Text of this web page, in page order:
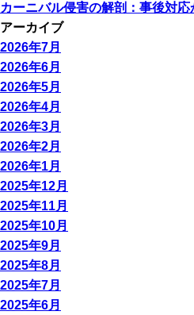
カーニバル侵害の解剖：事後対
アーカイブ
2026年7月
2026年6月
2026年5月
2026年4月
2026年3月
2026年2月
2026年1月
2025年12月
2025年11月
2025年10月
2025年9月
2025年8月
2025年7月
2025年6月